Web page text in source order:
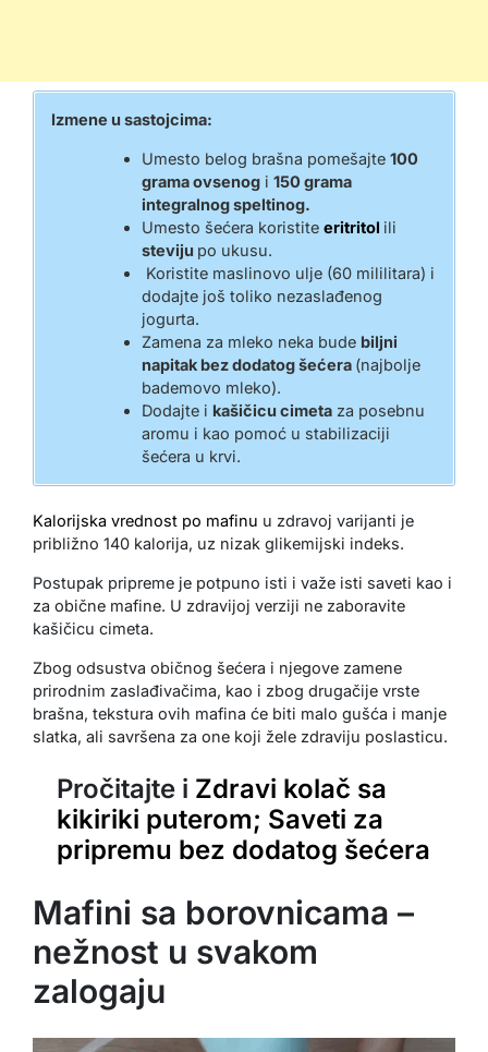
Izmene u sastojcima:
Umesto belog brašna pomešajte 100
grama ovsenog i 150 grama
integralnog speltinog.
Umesto šećera koristite eritritol ili
steviju po ukusu.
Koristite maslinovo ulje (60 mililitara) i
dodajte još toliko nezaslađenog
jogurta.
Zamena za mleko neka bude biljni
napitak bez dodatog šećera (najbolje
bademovo mleko).
Dodajte i kašičicu cimeta za posebnu
aromu i kao pomoć u stabilizaciji
šećera u krvi.
Kalorijska vrednost po mafinu u zdravoj varijanti je
približno 140 kalorija, uz nizak glikemijski indeks.
Postupak pripreme je potpuno isti i važe isti saveti kao i
za obične mafine. U zdravijoj verziji ne zaboravite
kašičicu cimeta.
Zbog odsustva običnog šećera i njegove zamene
prirodnim zaslađivačima, kao i zbog drugačije vrste
brašna, tekstura ovih mafina će biti malo gušća i manje
slatka, ali savršena za one koji žele zdraviju poslasticu.
Pročitajte i Zdravi kolač sa
kikiriki puterom; Saveti za
pripremu bez dodatog šećera
Mafini sa borovnicama –
nežnost u svakom
zalogaju